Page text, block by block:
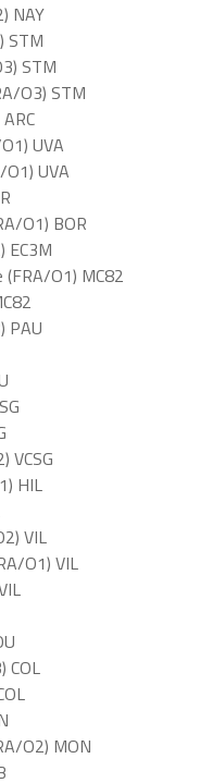
NAY
STM
STM
O3) STM
UVA
UVA
O1) BOR
EC3M
(FRA/O1) MC82
PAU
VCSG
HIL
VIL
O1) VIL
COL
O2) MON